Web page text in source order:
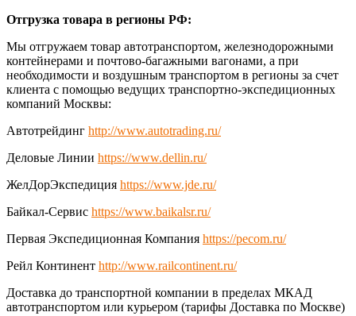
Отгрузка товара в регионы РФ:
Мы отгружаем товар автотранспортом, железнодорожными
контейнерами и почтово-багажными вагонами, а при
необходимости и воздушным транспортом в регионы за счет
клиента с помощью ведущих транспортно-экспедиционных
компаний Москвы:
Автотрейдинг http://www.autotrading.ru/
Деловые Линии https://www.dellin.ru/
ЖелДорЭкспедиция https://www.jde.ru/
Байкал-Сервис https://www.baikalsr.ru/
Первая Экспедиционная Компания https://pecom.ru/
Рейл Континент http://www.railcontinent.ru/
Доставка до транспортной компании в пределах МКАД
автотранспортом или курьером (тарифы Доставка по Москве)